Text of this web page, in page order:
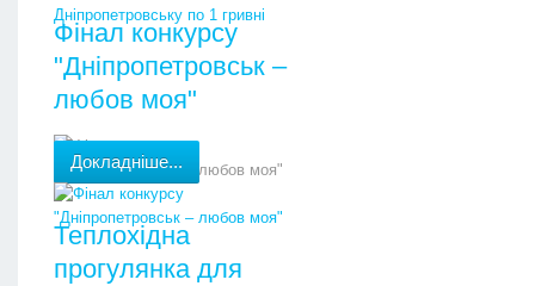
Фінал конкурсу
"Дніпропетровськ –
любов моя"
Докладніше...
Теплохідна
прогулянка для